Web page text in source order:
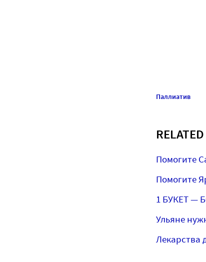
Паллиатив
Помогите
Помогите
1 БУКЕТ —
Ульяне
Лекарства